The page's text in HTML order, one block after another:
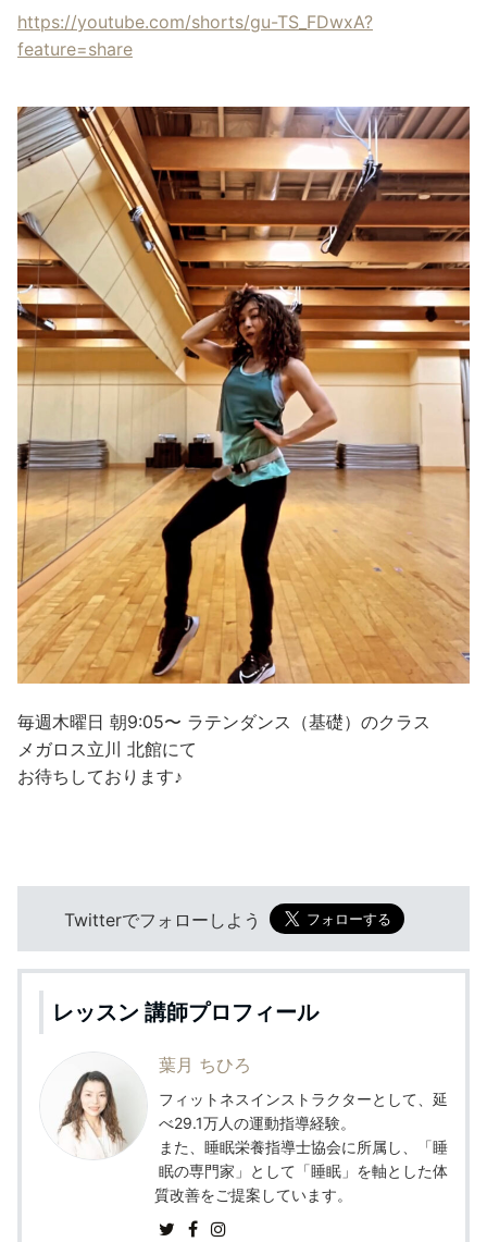
https://youtube.com/shorts/gu-TS_FDwxA?
feature=share
毎週木曜日 朝9:05〜 ラテンダンス（基礎）のクラス
メガロス立川 北館にて
お待ちしております♪
Twitterでフォローしよう
レッスン 講師プロフィール
葉月 ちひろ
フィットネスインストラクターとして、延
べ29.1万人の運動指導経験。
また、睡眠栄養指導士協会に所属し、「睡
眠の専門家」として「睡眠」を軸とした体
質改善をご提案しています。